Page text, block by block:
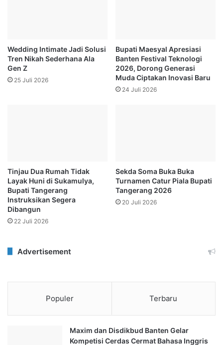
Wedding Intimate Jadi Solusi
Tren Nikah Sederhana Ala
Gen Z
25 Juli 2026
Bupati Maesyal Apresiasi
Banten Festival Teknologi
2026, Dorong Generasi
Muda Ciptakan Inovasi Baru
24 Juli 2026
Tinjau Dua Rumah Tidak
Layak Huni di Sukamulya,
Bupati Tangerang
Instruksikan Segera
Dibangun
22 Juli 2026
Sekda Soma Buka Buka
Turnamen Catur Piala Bupati
Tangerang 2026
20 Juli 2026
Advertisement
Populer Terbaru
Maxim dan Disdikbud Banten Gelar
Kompetisi Cerdas Cermat Bahasa Inggris